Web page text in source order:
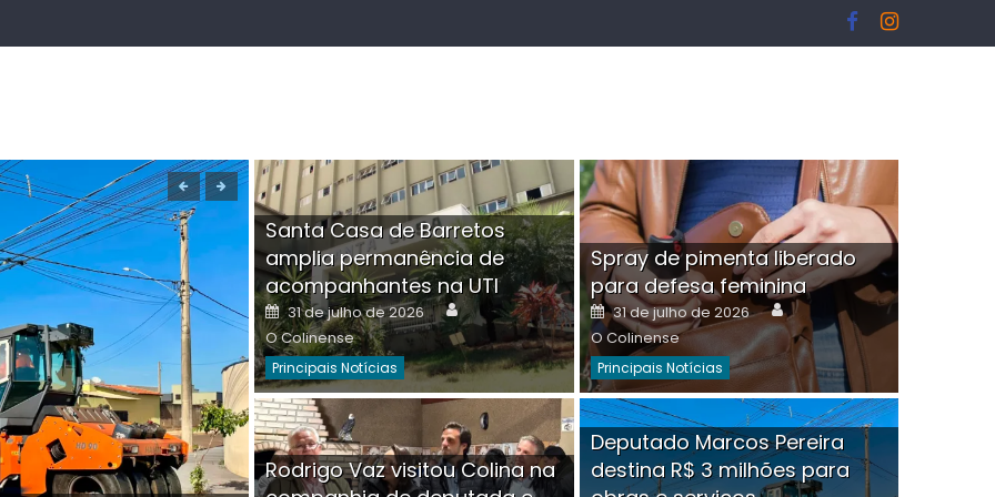
Boutique na Av. Ângelo Martins Tristão é
invadida por criminoso mascarado
Santa Casa de Barretos
amplia permanência de
acompanhantes na UTI
Posted
on
31 de julho de 2026 Author
O Colinense
Principais Notícias
Spray de pimenta liberado
para defesa feminina
Posted
on
31 de julho de 2026 Author
O Colinense
Principais Notícias
Rodrigo Vaz visitou Colina na
Deputado Marcos Pereira
destina R$ 3 milhões para